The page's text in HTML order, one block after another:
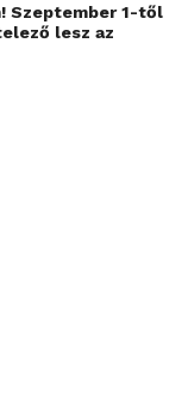
Szeptember 1-től
lesz az